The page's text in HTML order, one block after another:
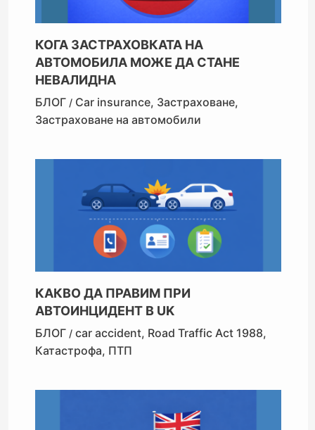
КОГА ЗАСТРАХОВКАТА НА
АВТОМОБИЛА МОЖЕ ДА СТАНЕ
НЕВАЛИДНА
БЛОГ / Car insurance, Застраховане,
Застраховане на автомобили
КАКВО ДА ПРАВИМ ПРИ
АВТОИНЦИДЕНТ В UK
БЛОГ /car accident, Road Traffic Act 1988,
Катастрофа, ПТП